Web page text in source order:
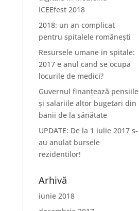
ICEEfest 2018
2018: un an complicat
pentru spitalele românești
Resursele umane in spitale:
2017 e anul cand se ocupa
locurile de medici?
Guvernul finanțează pensiile
și salariile altor bugetari din
banii de la sănătate
UPDATE: De la 1 iulie 2017 s-
au anulat bursele
rezidentilor!
Arhivă
iunie 2018